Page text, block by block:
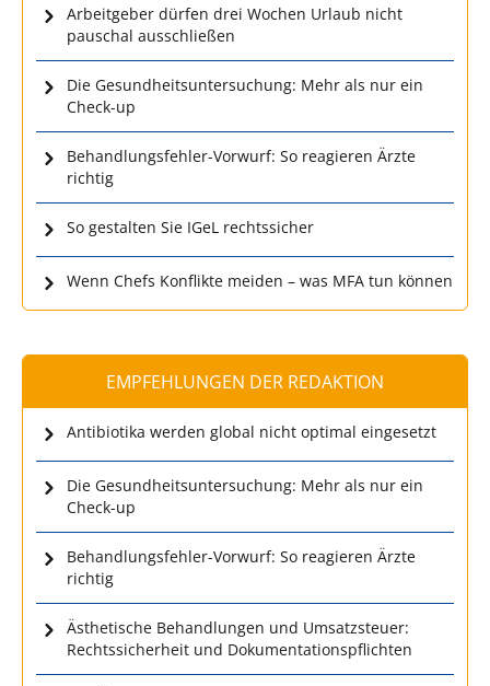
Arbeitgeber dürfen drei Wochen Urlaub nicht
pauschal ausschließen
Die Gesundheitsuntersuchung: Mehr als nur ein
Check-up
Behandlungsfehler-Vorwurf: So reagieren Ärzte
richtig
So gestalten Sie IGeL rechtssicher
Wenn Chefs Konflikte meiden – was MFA tun können
EMPFEHLUNGEN DER REDAKTION
Antibiotika werden global nicht optimal eingesetzt
Die Gesundheitsuntersuchung: Mehr als nur ein
Check-up
Behandlungsfehler-Vorwurf: So reagieren Ärzte
richtig
Ästhetische Behandlungen und Umsatzsteuer:
Rechtssicherheit und Dokumentationspflichten